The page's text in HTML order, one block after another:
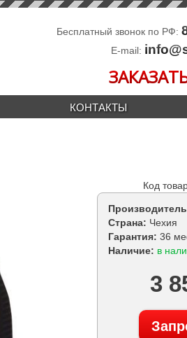
Бесплатный звонок по РФ:
E-mail:
КОНТАКТЫ
Код
Страна: Чехия
Гарантия: 36
Наличие: в
3